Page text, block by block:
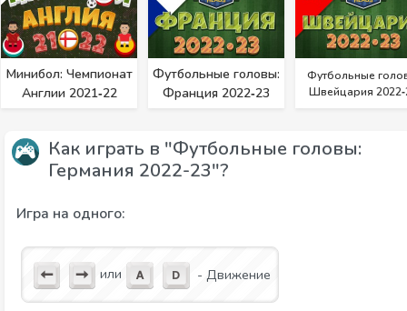
Минибол: Чемпионат
Англии 2021‑22
Футбольные головы:
Франция 2022‑23
Футбольные
Швейцария
Как играть в "Футбольные головы:
Германия 2022-23"?
Игра на одного:
или - Движение